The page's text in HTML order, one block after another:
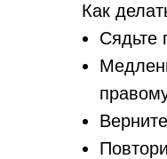
Как
Сядьте